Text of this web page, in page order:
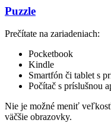
Puzzle
Prečítate na zariadeniach:
Pocketbook
Kindle
Smartfón či tablet s
Počítač s príslušnou
Nie je možné meniť
väčšie obrazovky.